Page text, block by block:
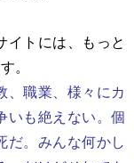
トには、もっと
。
、職業、様々にカ
いも絶えない。個
だ。みんな何かし